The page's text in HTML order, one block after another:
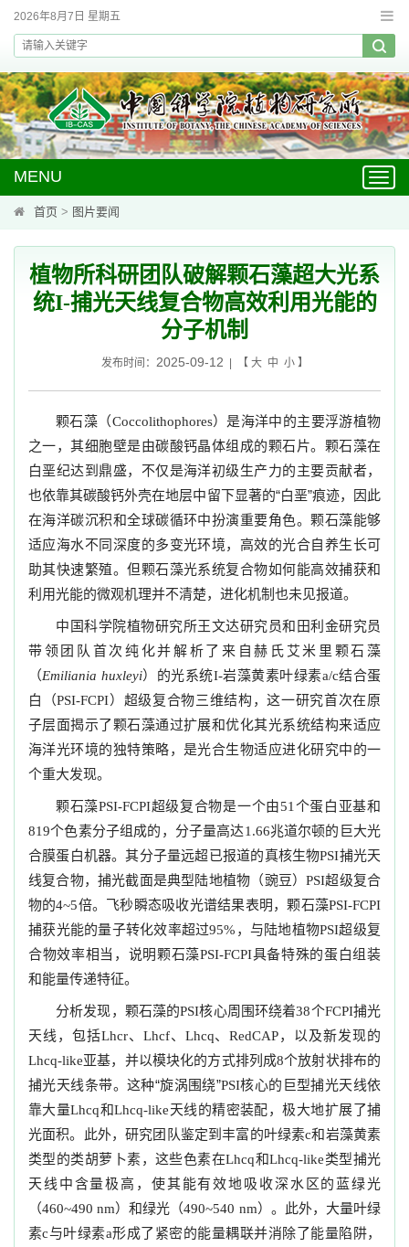
2026年8月7日 星期五
MENU
首页 > 图片要闻
植物所科研团队破解颗石藻超大光系
统I-捕光天线复合物高效利用光能的
分子机制
发布时间： 2025-09-12 | 【 大 中 小】
颗石藻（Coccolithophores）是海洋中的主要浮游植物
之一，其细胞壁是由碳酸钙晶体组成的颗石片。颗石藻在
白垩纪达到鼎盛，不仅是海洋初级生产力的主要贡献者，
也依靠其碳酸钙外壳在地层中留下显著的“白垩”痕迹，因此
在海洋碳沉积和全球碳循环中扮演重要角色。颗石藻能够
适应海水不同深度的多变光环境，高效的光合自养生长可
助其快速繁殖。但颗石藻光系统复合物如何能高效捕获和
利用光能的微观机理并不清楚，进化机制也未见报道。
中国科学院植物研究所王文达研究员和田利金研究员
带领团队首次纯化并解析了来自赫氏艾米里颗石藻
（Emiliania huxleyi）的光系统I-岩藻黄素叶绿素a/c结合蛋
白（PSI-FCPI）超级复合物三维结构，这一研究首次在原
子层面揭示了颗石藻通过扩展和优化其光系统结构来适应
海洋光环境的独特策略，是光合生物适应进化研究中的一
个重大发现。
颗石藻PSI-FCPI超级复合物是一个由51 个蛋白亚基和
819个色素分子组成的，分子量高达1.66兆道尔顿的巨大光
合膜蛋白机器。其分子量远超已报道的真核生物PSI捕光天
线复合物，捕光截面是典型陆地植物（豌豆）PSI超级复合
物的4~5倍。飞秒瞬态吸收光谱结果表明，颗石藻PSI-FCPI
捕获光能的量子转化效率超过95% ，与陆地植物PSI超级复
合物效率相当，说明颗石藻PSI-FCPI具备特殊的蛋白组装
和能量传递特征。
分析发现，颗石藻的PSI核心周围环绕着38个FCPI捕光
天线，包括Lhcr、 Lhcf、 Lhcq、RedCAP，以及新发现的
Lhcq-like亚基，并以模块化的方式排列成8个放射状排布的
捕光天线条带。这种“旋涡围绕”PSI核心的巨型捕光天线依
靠大量Lhcq和Lhcq-like天线的精密装配，极大地扩展了捕
光面积。此外，研究团队鉴定到丰富的叶绿素c和岩藻黄素
类型的类胡萝卜素，这些色素在Lhcq和Lhcq-like类型捕光
天线中含量极高，使其能有效地吸收深水区的蓝绿光
（460~490 nm）和绿光（490~540 nm）。此外，大量叶绿
素c与叶绿素a形成了紧密的能量耦联并消除了能量陷阱，